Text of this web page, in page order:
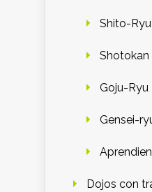
Shito-Ryu
Shotokan
Goju-Ryu
Gensei-
Dojos con